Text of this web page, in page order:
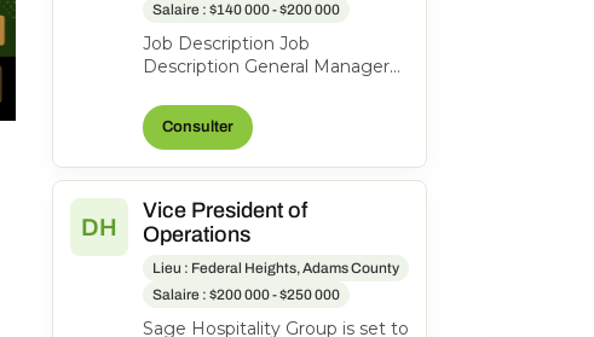
Salaire : $140 000 - $200 000
Job Description Job
Description General Manager
a premier luxury destination
tucked into...
Consulter
DH
Vice President of
Operations
Lieu : Federal Heights, Adams County
Salaire : $200 000 - $250 000
Sage Hospitality Group is set to